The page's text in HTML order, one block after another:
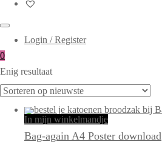
Login / Register
0
Enig resultaat
In mijn winkelmandje
Bag-again A4 Poster download